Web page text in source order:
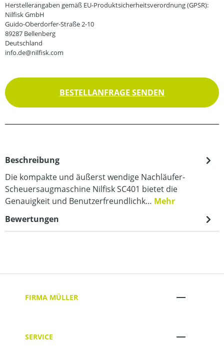
Herstellerangaben gemäß EU-Produktsicherheitsverordnung (GPSR):
Nilfisk GmbH
Guido-Oberdorfer-Straße 2-10
89287 Bellenberg
Deutschland
info.de@nilfisk.com
BESTELLANFRAGE SENDEN
Beschreibung
Die kompakte und äußerst wendige Nachläufer-
Scheuersaugmaschine Nilfisk SC401 bietet die
Genauigkeit und Benutzerfreundlichk… Mehr
Bewertungen
FIRMA MÜLLER
SERVICE